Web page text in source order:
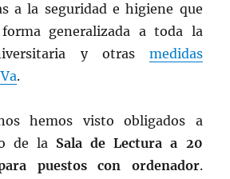
a la seguridad e higiene que
generalizada a toda la
y otras medidas
.
hemos visto obligados a
de la Sala de Lectura a 20
puestos con ordenador.